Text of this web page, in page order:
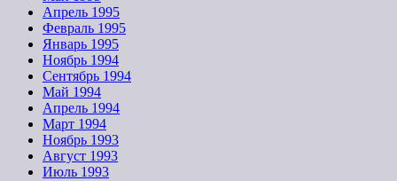
Апрель 1995
Февраль 1995
Январь 1995
Ноябрь 1994
Сентябрь 1994
Май 1994
Апрель 1994
Март 1994
Ноябрь 1993
Август 1993
Июль 1993